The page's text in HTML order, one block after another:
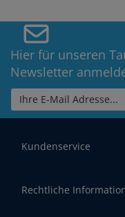
Hier für unseren
Newsletter
Ihre E-Mail Adresse...
Kundenservice
Rechtliche